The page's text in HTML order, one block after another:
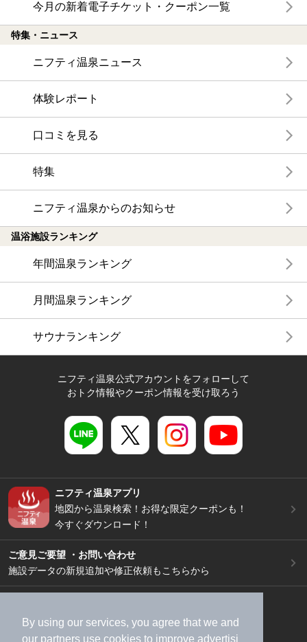
By using our services, you agree that we and
our partners use cookies to improve advertisi
今月の新着電子チケット・クーポン一覧
特集・ニュース
ニフティ温泉ニュース
体験レポート
口コミを見る
特集
ニフティ温泉からのお知らせ
温浴施設ランキング
年間温泉ランキング
月間温泉ランキング
サウナランキング
ニフティ温泉公式アカウントをフォローして
おトク情報やクーポン情報を受け取ろう
ニフティ温泉アプリ
地図から温泉検索！お得な限定クーポンも！
今すぐダウンロード！
ご意見ご要望 ・お問い合わせ
施設データの新規追加や修正依頼もこちらから
加盟店募集（資料請求）
広告出稿のご案内